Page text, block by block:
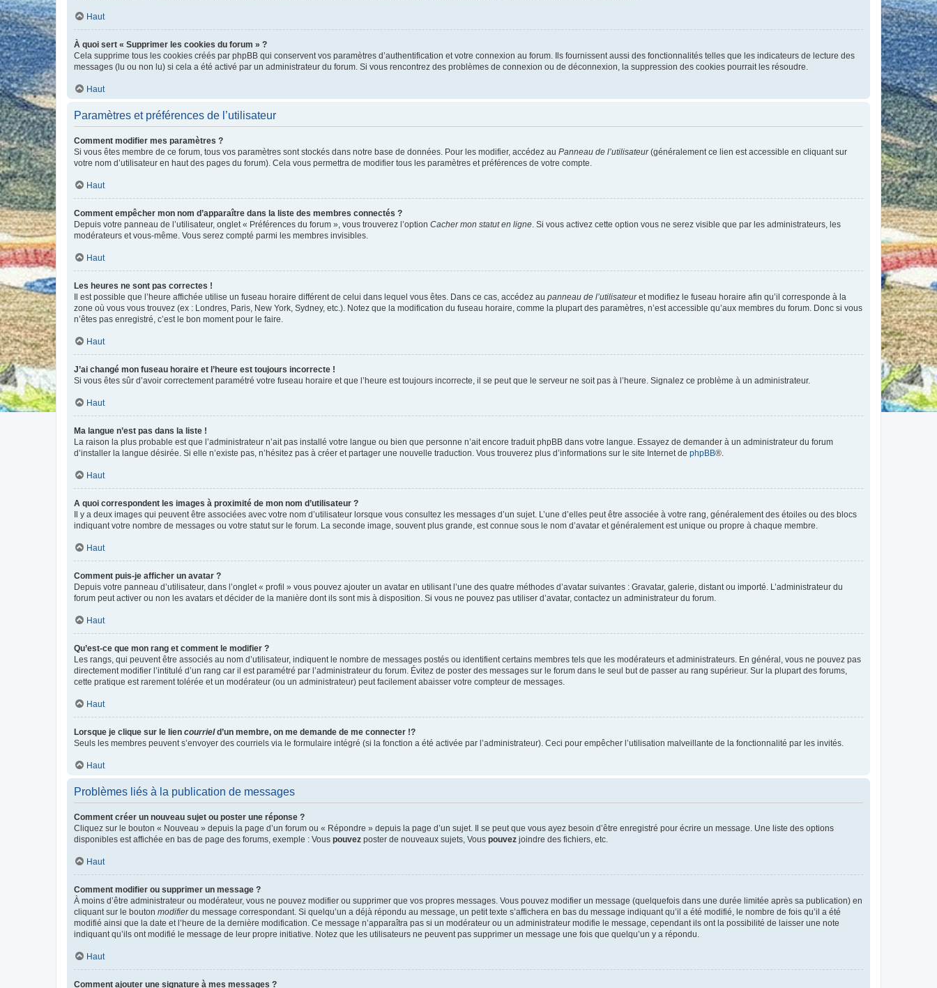
Haut
À quoi sert « Supprimer les cookies du forum » ?
Cela supprime tous les cookies créés par phpBB qui conservent vos paramètres d’authentification et votre connexion au forum. Ils fournissent aussi des fonctionnalités telles que les indicateurs de lecture des
messages (lu ou non lu) si cela a été activé par un administrateur du forum. Si vous rencontrez des problèmes de connexion ou de déconnexion, la suppression des cookies pourrait les résoudre.
Haut
Paramètres et préférences de l’utilisateur
Comment modifier mes paramètres ?
Si vous êtes membre de ce forum, tous vos paramètres sont stockés dans notre base de données. Pour les modifier, accédez au Panneau de l’utilisateur(généralement ce lien est accessible en cliquant sur
votre nom d’utilisateur en haut des pages du forum). Cela vous permettra de modifier tous les paramètres et préférences de votre compte.
Haut
Comment empêcher mon nom d’apparaître dans la liste des membres connectés ?
Depuis votre panneau de l’utilisateur, onglet « Préférences du forum », vous trouverez l’option Cacher mon statut en ligne. Si vous activez cette option vous ne serez visible que par les administrateurs, les
modérateurs et vous-même. Vous serez compté parmi les membres invisibles.
Haut
Les heures ne sont pas correctes !
Il est possible que l’heure affichée utilise un fuseau horaire différent de celui dans lequel vous êtes. Dans ce cas, accédez au panneau de l’utilisateuret modifiez le fuseau horaire afin qu’il corresponde à la
zone où vous vous trouvez (ex : Londres, Paris, New York, Sydney, etc.). Notez que la modification du fuseau horaire, comme la plupart des paramètres, n’est accessible qu’aux membres du forum. Donc si vous
n’êtes pas enregistré, c’est le bon moment pour le faire.
Haut
J’ai changé mon fuseau horaire et l’heure est toujours incorrecte !
Si vous êtes sûr d’avoir correctement paramétré votre fuseau horaire et que l’heure est toujours incorrecte, il se peut que le serveur ne soit pas à l’heure. Signalez ce problème à un administrateur.
Haut
Ma langue n’est pas dans la liste !
La raison la plus probable est que l’administrateur n’ait pas installé votre langue ou bien que personne n’ait encore traduit phpBB dans votre langue. Essayez de demander à un administrateur du forum
d’installer la langue désirée. Si elle n’existe pas, n’hésitez pas à créer et partager une nouvelle traduction. Vous trouverez plus d’informations sur le site Internet de phpBB®.
Haut
A quoi correspondent les images à proximité de mon nom d’utilisateur ?
Il y a deux images qui peuvent être associées avec votre nom d’utilisateur lorsque vous consultez les messages d’un sujet. L’une d’elles peut être associée à votre rang, généralement des étoiles ou des blocs
indiquant votre nombre de messages ou votre statut sur le forum. La seconde image, souvent plus grande, est connue sous le nom d’avatar et généralement est unique ou propre à chaque membre.
Haut
Comment puis-je afficher un avatar ?
Depuis votre panneau d’utilisateur, dans l’onglet « profil » vous pouvez ajouter un avatar en utilisant l’une des quatre méthodes d’avatar suivantes : Gravatar, galerie, distant ou importé. L’administrateur du
forum peut activer ou non les avatars et décider de la manière dont ils sont mis à disposition. Si vous ne pouvez pas utiliser d’avatar, contactez un administrateur du forum.
Haut
Qu’est-ce que mon rang et comment le modifier ?
Les rangs, qui peuvent être associés au nom d’utilisateur, indiquent le nombre de messages postés ou identifient certains membres tels que les modérateurs et administrateurs. En général, vous ne pouvez pas
directement modifier l’intitulé d’un rang car il est paramétré par l’administrateur du forum. Évitez de poster des messages sur le forum dans le seul but de passer au rang supérieur. Sur la plupart des forums,
cette pratique est rarement tolérée et un modérateur (ou un administrateur) peut facilement abaisser votre compteur de messages.
Haut
Lorsque je clique sur le lien courrield’un membre, on me demande de me connecter !?
Seuls les membres peuvent s’envoyer des courriels via le formulaire intégré (si la fonction a été activée par l’administrateur). Ceci pour empêcher l’utilisation malveillante de la fonctionnalité par les invités.
Haut
Problèmes liés à la publication de messages
Comment créer un nouveau sujet ou poster une réponse ?
Cliquez sur le bouton « Nouveau » depuis la page d’un forum ou « Répondre » depuis la page d’un sujet. Il se peut que vous ayez besoin d’être enregistré pour écrire un message. Une liste des options
disponibles est affichée en bas de page des forums, exemple : Vous pouvez poster de nouveaux sujets, Vous pouvez joindre des fichiers, etc.
Haut
Comment modifier ou supprimer un message ?
À moins d’être administrateur ou modérateur, vous ne pouvez modifier ou supprimer que vos propres messages. Vous pouvez modifier un message (quelquefois dans une durée limitée après sa publication) en
cliquant sur le bouton modifierdu message correspondant. Si quelqu’un a déjà répondu au message, un petit texte s’affichera en bas du message indiquant qu’il a été modifié, le nombre de fois qu’il a été
modifié ainsi que la date et l’heure de la dernière modification. Ce message n’apparaîtra pas si un modérateur ou un administrateur modifie le message, cependant ils ont la possibilité de laisser une note
indiquant qu’ils ont modifié le message de leur propre initiative. Notez que les utilisateurs ne peuvent pas supprimer un message une fois que quelqu’un y a répondu.
Haut
Comment ajouter une signature à mes messages ?